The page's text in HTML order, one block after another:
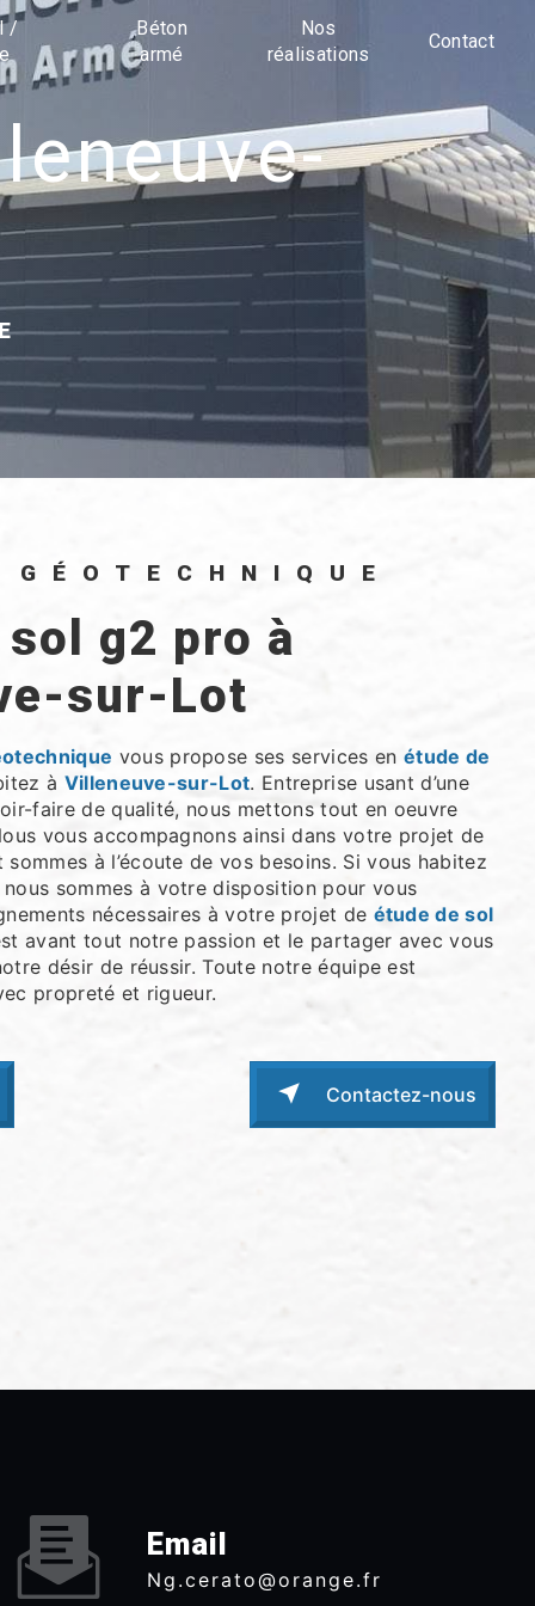
/
Béton
armé
Nos
réalisations
Contact
GÉOTECHNIQUE
sur-Lot
vous propose ses services en étude de
à Villeneuve-sur-Lot. Entreprise usant d’une
faire de qualité, nous mettons tout en oeuvre
vous accompagnons ainsi dans votre projet de
à l’écoute de vos besoins. Si vous habitez
nous sommes à votre disposition pour vous
nécessaires à votre projet de étude de sol
avant tout notre passion et le partager avec vous
désir de réussir. Toute notre équipe est
propreté et rigueur.
Contactez-nous
Email
ng.cerato@orange.fr